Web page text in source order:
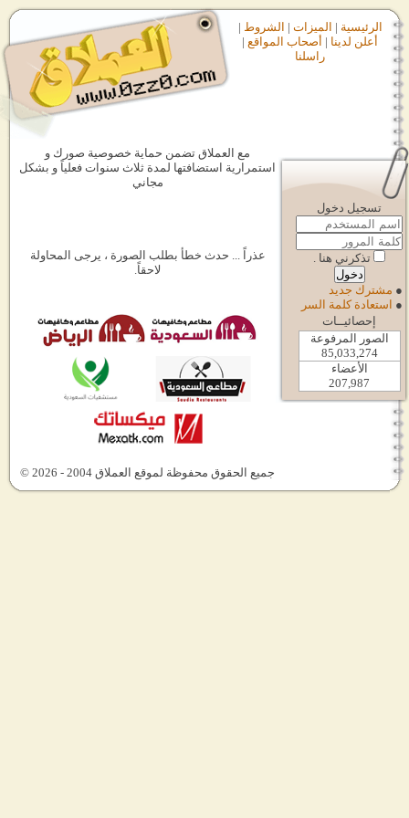
الرئيسية | الميزات | الشروط |
أعلن لدينا | أصحاب المواقع |
راسلنا
تسجيل دخول
تذكرني هنا .
● مشترك جديد
● استعادة كلمة السر
إحصائيــات
الصور المرفوعة
85,033,274
الأعضاء
207,987
مع العملاق تضمن حماية خصوصية صورك و
استمرارية استضافتها لمدة ثلاث سنوات فعلياً و بشكل
مجاني
عذراً ... حدث خطأ بطلب الصورة ، يرجى المحاولة
لاحقاً.
جميع الحقوق محفوظة لموقع العملاق 2004 - 2026 ©